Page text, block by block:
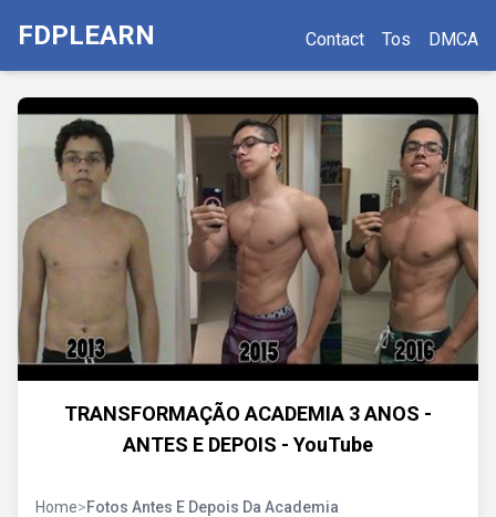
FDPLEARN Contact Tos DMCA
TRANSFORMAÇÃO ACADEMIA 3 ANOS -
ANTES E DEPOIS - YouTube
Home>Fotos Antes E Depois Da Academia